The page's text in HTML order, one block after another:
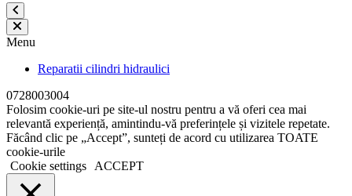
Menu
Reparatii cilindri hidraulici
0728003004
Folosim cookie-uri pe site-ul nostru pentru a vă oferi cea mai
relevantă experiență, amintindu-vă preferințele și vizitele repetate.
Făcând clic pe „Accept”, sunteți de acord cu utilizarea TOATE
cookie-urile
Cookie settings
ACCEPT